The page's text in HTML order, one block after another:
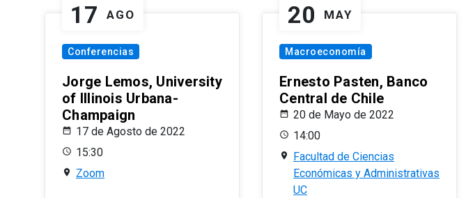
17 AGO
Conferencias
Jorge Lemos, University
of Illinois Urbana-
Champaign
17 de Agosto de 2022
15:30
Zoom
20 MAY
Macroeconomía
Ernesto Pasten, Banco
Central de Chile
20 de Mayo de 2022
14:00
Facultad de Ciencias
Económicas y Administrativas
UC